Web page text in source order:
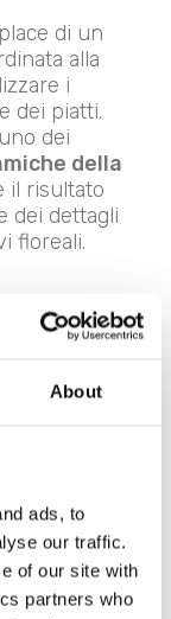
About
ads, to
our traffic.
of our site with
partners who
di un
alla
i
dei piatti.
dei
della
il risultato
dei dettagli
floreali.